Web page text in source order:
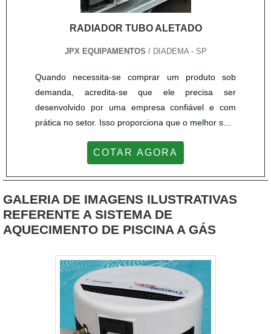
RADIADOR TUBO ALETADO
JPX EQUIPAMENTOS / DIADEMA - SP
Quando necessita-se comprar um produto sob
demanda, acredita-se que ele precisa ser
desenvolvido por uma empresa confiável e com
prática no setor. Isso proporciona que o melhor será
também conhecido no mercado como trocador de
de calor entre fluídos com o objetivo de aquecê-los
ou resfriá-los. Para ter uma eficiência energética, é
preciso ter atenção ao material aplicado na
fabricação. Aço inoxidável; Aço-carbono; Cobre;
SOBRE O PRODUTOEstes materiais garantem a
resistência do radiador de tubo aletado para
funcionar plenamente. Cabe dizer que o radiador de
tubo aletado é usado em indústrias alimentícias,
farmacêuticas, petroquímicas, químicas,
COTAR AGORA
GALERIA DE IMAGENS ILUSTRATIVAS
REFERENTE A SISTEMA DE
AQUECIMENTO DE PISCINA A GÁS